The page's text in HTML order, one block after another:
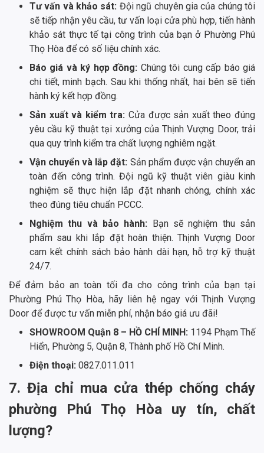
Tư vấn và khảo sát: Đội ngũ chuyên gia của chúng tôi
sẽ tiếp nhận yêu cầu, tư vấn loại cửa phù hợp, tiến hành
khảo sát thực tế tại công trình của bạn ở Phường Phú
Thọ Hòa để có số liệu chính xác.
Báo giá và ký hợp đồng: Chúng tôi cung cấp báo giá
chi tiết, minh bạch. Sau khi thống nhất, hai bên sẽ tiến
hành ký kết hợp đồng.
Sản xuất và kiểm tra: Cửa được sản xuất theo đúng
yêu cầu kỹ thuật tại xưởng của Thịnh Vượng Door, trải
qua quy trình kiểm tra chất lượng nghiêm ngặt.
Vận chuyển và lắp đặt: Sản phẩm được vận chuyển an
toàn đến công trình. Đội ngũ kỹ thuật viên giàu kinh
nghiệm sẽ thực hiện lắp đặt nhanh chóng, chính xác
theo đúng tiêu chuẩn PCCC.
Nghiệm thu và bảo hành: Bạn sẽ nghiệm thu sản
phẩm sau khi lắp đặt hoàn thiện. Thịnh Vượng Door
cam kết chính sách bảo hành dài hạn, hỗ trợ kỹ thuật
24/7.
Để đảm bảo an toàn tối đa cho công trình của bạn tại
Phường Phú Thọ Hòa, hãy liên hệ ngay với Thịnh Vượng
Door để được tư vấn miễn phí, nhận báo giá ưu đãi!
SHOWROOM Quận 8 – HỒ CHÍ MINH: 1194 Phạm Thế
Hiển, Phường 5, Quận 8, Thành phố Hồ Chí Minh.
Điện thoại: 0827.011.011
7. Địa chỉ mua cửa thép chống cháy
phường Phú Thọ Hòa uy tín, chất
lượng?